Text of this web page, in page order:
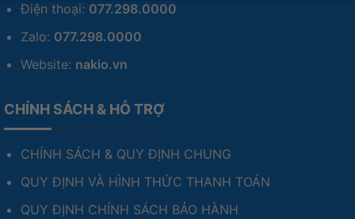
Điện thoại: 077.298.0000
Zalo: 077.298.0000
Website: nakio.vn
CHÍNH SÁCH & HỖ TRỢ
CHÍNH SÁCH & QUY ĐỊNH CHUNG
QUY ĐỊNH VÀ HÌNH THỨC THANH TOÁN
QUY ĐỊNH CHÍNH SÁCH BẢO HÀNH